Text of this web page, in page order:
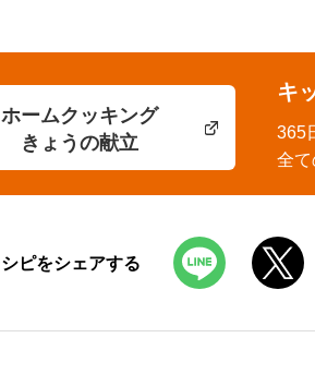
ホームクッキング
きょうの献立
キ
365
全て
ピをシェアする